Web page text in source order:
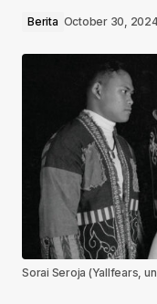
Berita October 30,
Sorai Seroja (Yallfears,